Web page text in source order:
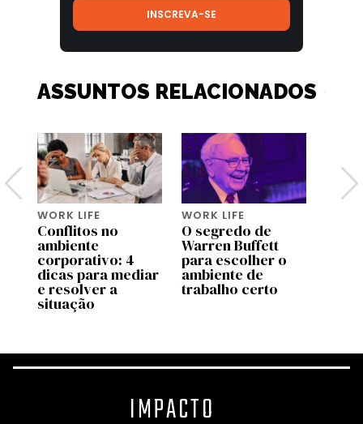
ASSUNTOS RELACIONADOS
WORK LIFE
Conflitos no
ambiente
corporativo: 4
dicas para mediar
e resolver a
situação
WORK LIFE
O segredo de
Warren Buffett
para escolher o
ambiente de
trabalho certo
IMPACTO